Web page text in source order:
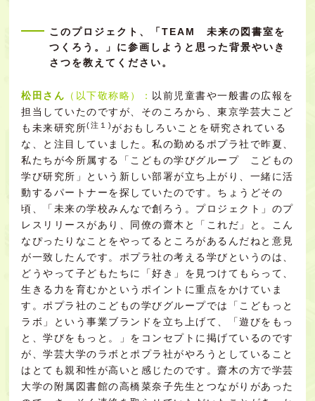
このプロジェクト、「TEAM 未来の図書室を
つくろう。」に参画しようと思った背景やいき
さつを教えてください。
松田さん （以下敬称略）： 以前児童書や一般書の広報を
担当していたのですが、そのころから、東京学芸大こど
も未来研究所(注１)がおもしろいことを研究されている
な、と注目していました。私の勤めるポプラ社で昨夏、
私たちが今所属する「こどもの学びグループ こどもの
学び研究所」という新しい部署が立ち上がり、一緒に活
動するパートナーを探していたのです。ちょうどその
頃、「未来の学校みんなで創ろう。プロジェクト」のプ
レスリリースがあり、同僚の齋木と「これだ」と。こん
なぴったりなことをやってるところがあるんだねと意見
が一致したんです。ポプラ社の考える学びというのは、
どうやって子どもたちに「好き」を見つけてもらって、
生きる力を育むかというポイントに重点をかけていま
す。ポプラ社のこどもの学びグループでは「こどもっと
ラボ」という事業ブランドを立ち上げて、「遊びをもっ
と、学びをもっと。」をコンセプトに掲げているのです
が、学芸大学のラボとポプラ社がやろうとしていること
はとても親和性が高いと感じたのです。齋木の方で学芸
大学の附属図書館の高橋菜奈子先生とつながりがあった